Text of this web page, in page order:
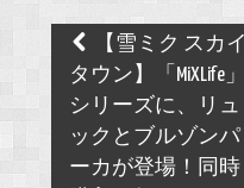
Post
navigation
【雪ミク スカイ
タウン】「MiXLife」
シリーズに、リュ
ックとブルゾンパ
ーカが登場！同時